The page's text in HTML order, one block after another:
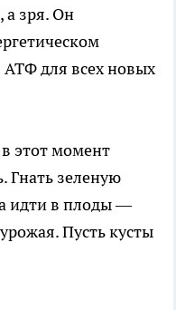
а зря. Он
АТФ для всех новых
этот момент
Гнать зеленую
идти в плоды —
Пусть кусты